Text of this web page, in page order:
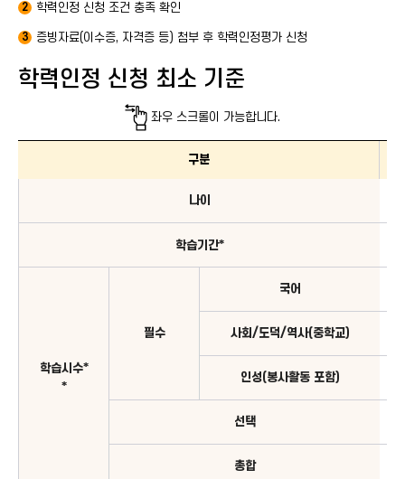
2 학력인정 신청 조건 충족 확인
3 증빙자료(이수증, 자격증 등) 첨부 후 학력인정평가 신청
학력인정 신청 최소 기준
좌우 스크롤이 가능합니다.
구분
나이
학습기간*
학습시수*
*
필수
국어
사회/도덕/역사(중학교)
인성(봉사활동 포함)
선택
총합